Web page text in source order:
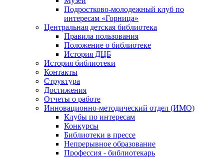
Подростково-молодежный клуб по
интересам «Горница»
Центральная детская библиотека
Правила пользования
Положение о библиотеке
История ДЦБ
История библиотеки
Контакты
Структура
Достижения
Отчеты о работе
Инновационно-методический отдел (ИМО)
Клубы по интересам
Конкурсы
Библиотеки в прессе
Непрерывное образование
Профессия - библиотекарь